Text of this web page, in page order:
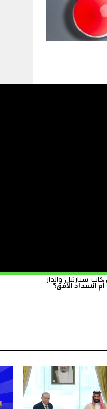
انسداد الأفق؟
والليل، فوق
محليا.
الشرقية، مع
الجنوبية.
سبارتيل والدار